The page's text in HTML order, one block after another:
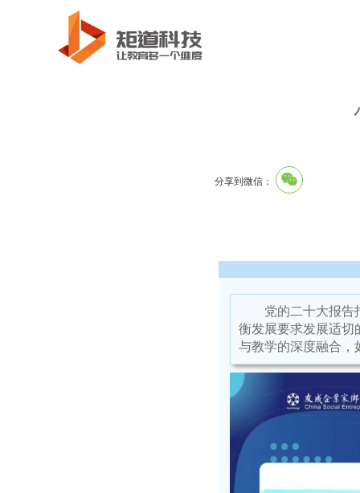
分享到微信：
党的二十大报告
衡发展要求发展适切
与教学的深度融合，